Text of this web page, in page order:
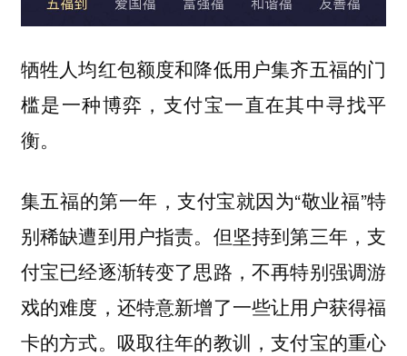
牺牲人均红包额度和降低用户集齐五福的门
槛是一种博弈，支付宝一直在其中寻找平
衡。
集五福的第一年，支付宝就因为“敬业福”特
别稀缺遭到用户指责。但坚持到第三年，支
付宝已经逐渐转变了思路，不再特别强调游
戏的难度，还特意新增了一些让用户获得福
卡的方式。吸取往年的教训，支付宝的重心